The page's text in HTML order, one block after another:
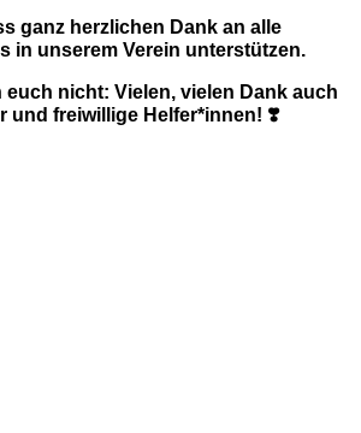
ganz herzlichen Dank an alle
in unserem Verein unterstützen.
euch nicht: Vielen, vielen Dank auch
und freiwillige Helfer*innen! ❣️